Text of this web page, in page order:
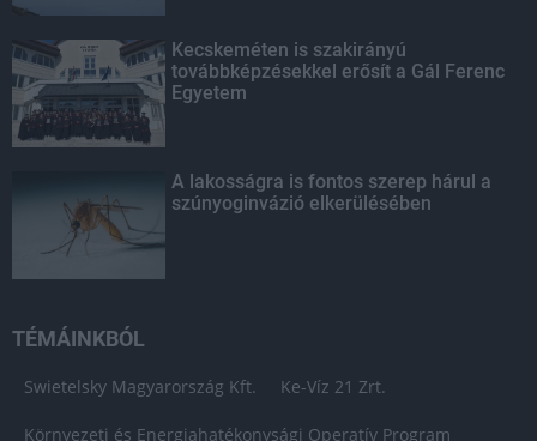
Kecskeméten is szakirányú
továbbképzésekkel erősít a Gál Ferenc
Egyetem
A lakosságra is fontos szerep hárul a
szúnyoginvázió elkerülésében
TÉMÁINKBÓL
Swietelsky Magyarország Kft. Ke-Víz 21 Zrt.
Környezeti és Energiahatékonysági Operatív Program